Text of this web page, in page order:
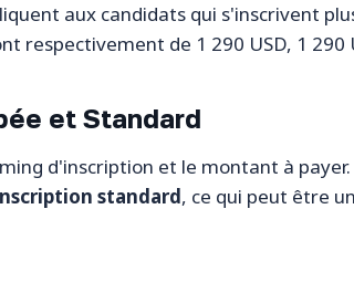
aux candidats qui s'inscrivent
respectivement de 1 290 USD, 1 290
et Standard
d'inscription et le montant à payer.
standard, ce qui peut être